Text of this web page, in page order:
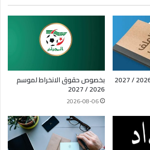
بخصوص حقوق الانخراط لموسم
2026 / 2027
2026-08-06